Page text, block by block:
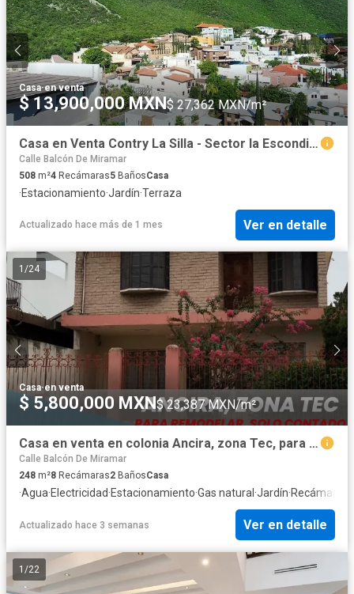
Casa·en venta
$ 13,900,000 MXN$ 27,362 MXN/m²
Casa en Venta Contry La Silla - Sector la Escondida $13,900,000
Calle Balcón De Miramar
508 m²4 Recámaras5 BañosCasa
·Estacionamiento·Jardín·Terraza
Actualizado hace más de 1 mes Ver en detalle
1 /24
Casa·en venta
$ 5,800,000 MXN $ 23,387 MXN/m²
Casa en venta en colonia Ancira, zona Tec, para remodelar, terreno de 8mx30m
Calle Balcón De Miramar
248 m²8 Recámaras2 BañosCasa
·Agua·Electricidad·Estacionamiento·Gas natural ·Jardín·Recámara
Actualizado hace 3 semanas Ver en detalle
1 /22